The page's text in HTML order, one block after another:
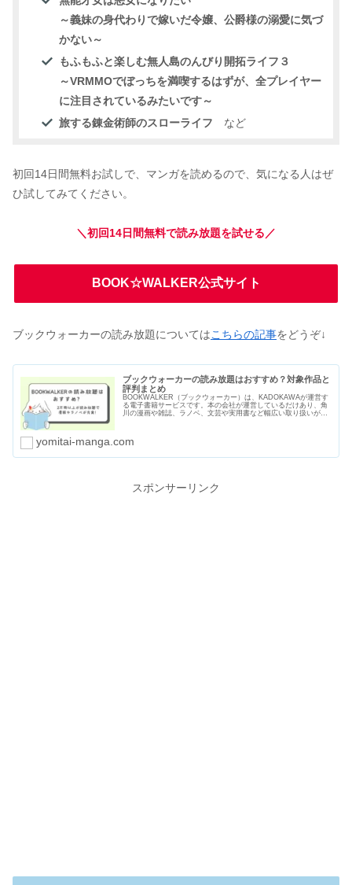
～義妹の身代わりで嫁いだ令嬢、公爵様の溺愛に気づ
かない～
もふもふと楽しむ無人島のんびり開拓ライフ３
～VRMMOでぼっちを満喫するはずが、全プレイヤー
に注目されているみたいです～
旅する錬金術師のスローライフ など
初回14日間無料お試しで、マンガを読めるので、気になる人はぜ
ひ試してみてください。
＼初回14日間無料で読み放題を試せる／
BOOK☆WALKER公式サイト
ブックウォーカーの読み放題についてはこちらの記事をどうぞ↓
ブックウォーカーの読み放題はおすすめ？対象作品と
評判まとめ
BOOKWALKER（ブックウォーカー）は、KADOKAWAが運営す
る電子書籍サービスです。本の会社が運営しているだけあり、角
川の漫画や雑誌、ラノベ、文芸や実用書など幅広い取り扱いがあ
yomitai-manga.com
スポンサーリンク